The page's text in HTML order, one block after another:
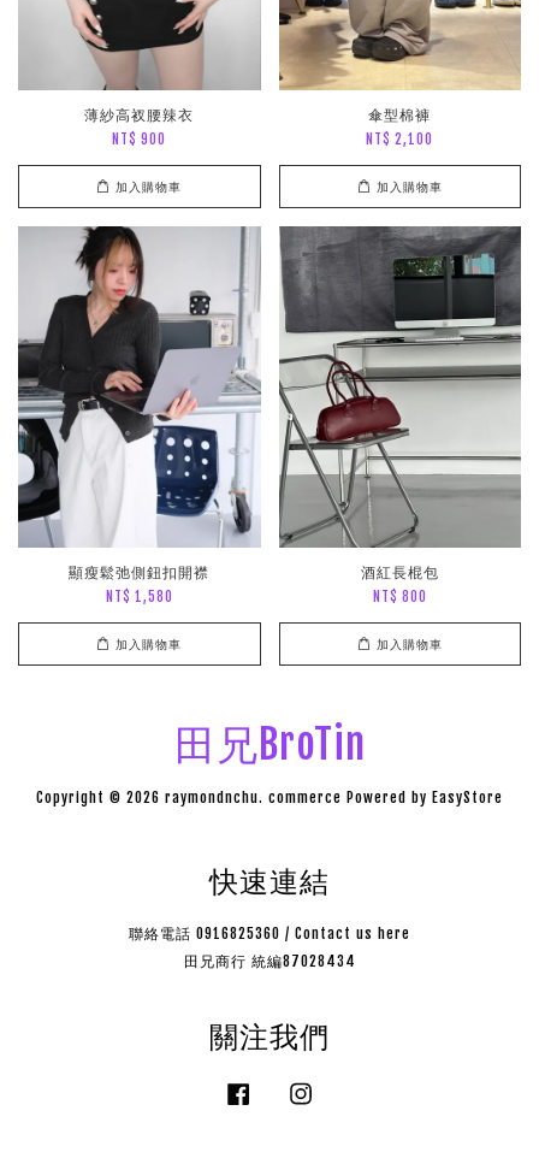
薄紗高衩腰辣衣
NT$ 900
加入購物車
傘型棉褲
NT$ 2,100
加入購物車
顯瘦鬆弛側鈕扣開襟
NT$ 1,580
加入購物車
酒紅長棍包
NT$ 800
加入購物車
田兄BroTin
Copyright © 2026 raymondnchu. commerce Powered by EasyStore
快速連結
聯絡電話 0916825360 / Contact us here
田兄商行 統編87028434
關注我們
Facebook